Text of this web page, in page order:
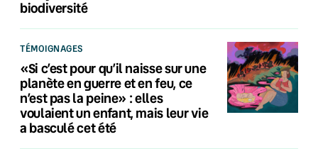
biodiversité
TÉMOIGNAGES
«Si c’est pour qu’il naisse sur une
planète en guerre et en feu, ce
n’est pas la peine» : elles
voulaient un enfant, mais leur vie
a basculé cet été